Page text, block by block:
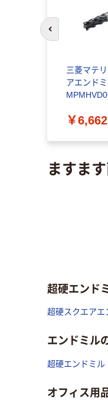
三菱マテ
アエンド
￥6,662
前のスライドへ
ますま
超硬エンド
超硬スクエアエ
エンドミル
超硬エンドミル
オフィス用